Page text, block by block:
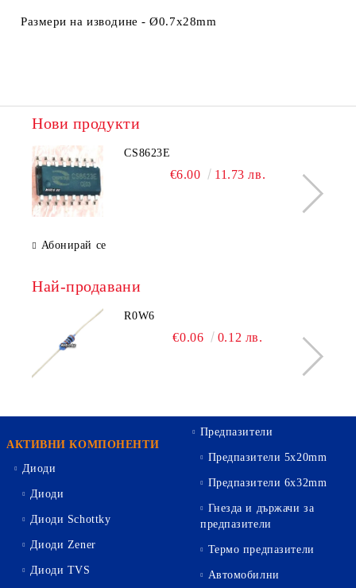
Размери на изводине -Ø0.7x28mm
Нови продукти
CS8623E
€6.00 11.73 лв.
Абонирай се
Най-продавани
R0W6
€0.06 0.12 лв.
АКТИВНИ КОМПОНЕНТИ
Диоди
Диоди
Диоди Schottky
Диоди Zener
Диоди TVS
Предпазители
Предпазители 5х20mm
Предпазители 6х32mm
Гнезда и държачи за
предпазители
Термо предпазители
Автомобилни